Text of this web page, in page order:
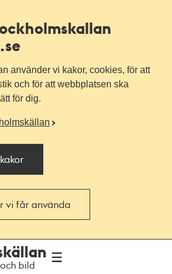
använder vi kakor, cookies, för att
och för att webbplatsen ska
för dig.
vi får använda
bild